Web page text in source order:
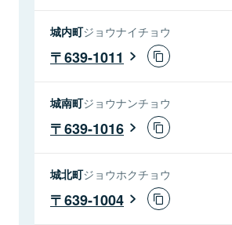
城内町ジョウナイチョウ
639-1011
城南町ジョウナンチョウ
639-1016
城北町ジョウホクチョウ
639-1004